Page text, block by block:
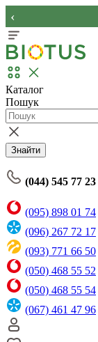
‹
Каталог
Пошук
Знайти
(044) 545 77 23
(095) 898 01 74
(096) 267 72 17
(093) 771 66 50
(050) 468 55 52
(050) 468 55 54
(067) 461 47 96